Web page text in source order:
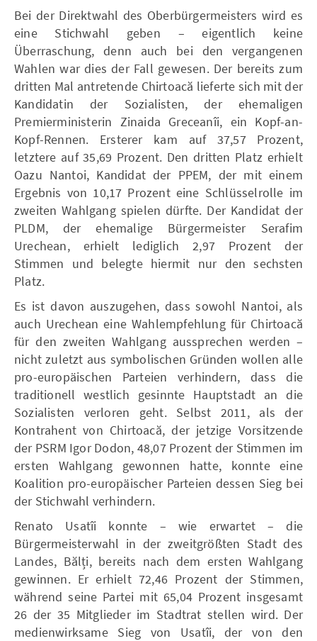
Bei der Direktwahl des Oberbürgermeisters wird es
eine Stichwahl geben – eigentlich keine
Überraschung, denn auch bei den vergangenen
Wahlen war dies der Fall gewesen. Der bereits zum
dritten Mal antretende Chirtoacă lieferte sich mit der
Kandidatin der Sozialisten, der ehemaligen
Premierministerin Zinaida Greceanîi, ein Kopf-an-
Kopf-Rennen. Ersterer kam auf 37,57 Prozent,
letztere auf 35,69 Prozent. Den dritten Platz erhielt
Oazu Nantoi, Kandidat der PPEM, der mit einem
Ergebnis von 10,17 Prozent eine Schlüsselrolle im
zweiten Wahlgang spielen dürfte. Der Kandidat der
PLDM, der ehemalige Bürgermeister Serafim
Urechean, erhielt lediglich 2,97 Prozent der
Stimmen und belegte hiermit nur den sechsten
Platz.
Es ist davon auszugehen, dass sowohl Nantoi, als
auch Urechean eine Wahlempfehlung für Chirtoacă
für den zweiten Wahlgang aussprechen werden –
nicht zuletzt aus symbolischen Gründen wollen alle
pro-europäischen Parteien verhindern, dass die
traditionell westlich gesinnte Hauptstadt an die
Sozialisten verloren geht. Selbst 2011, als der
Kontrahent von Chirtoacă, der jetzige Vorsitzende
der PSRM Igor Dodon, 48,07 Prozent der Stimmen im
ersten Wahlgang gewonnen hatte, konnte eine
Koalition pro-europäischer Parteien dessen Sieg bei
der Stichwahl verhindern.
Renato Usatîi konnte – wie erwartet – die
Bürgermeisterwahl in der zweitgrößten Stadt des
Landes, Bălți, bereits nach dem ersten Wahlgang
gewinnen. Er erhielt 72,46 Prozent der Stimmen,
während seine Partei mit 65,04 Prozent insgesamt
26 der 35 Mitglieder im Stadtrat stellen wird. Der
medienwirksame Sieg von Usatîi, der von den